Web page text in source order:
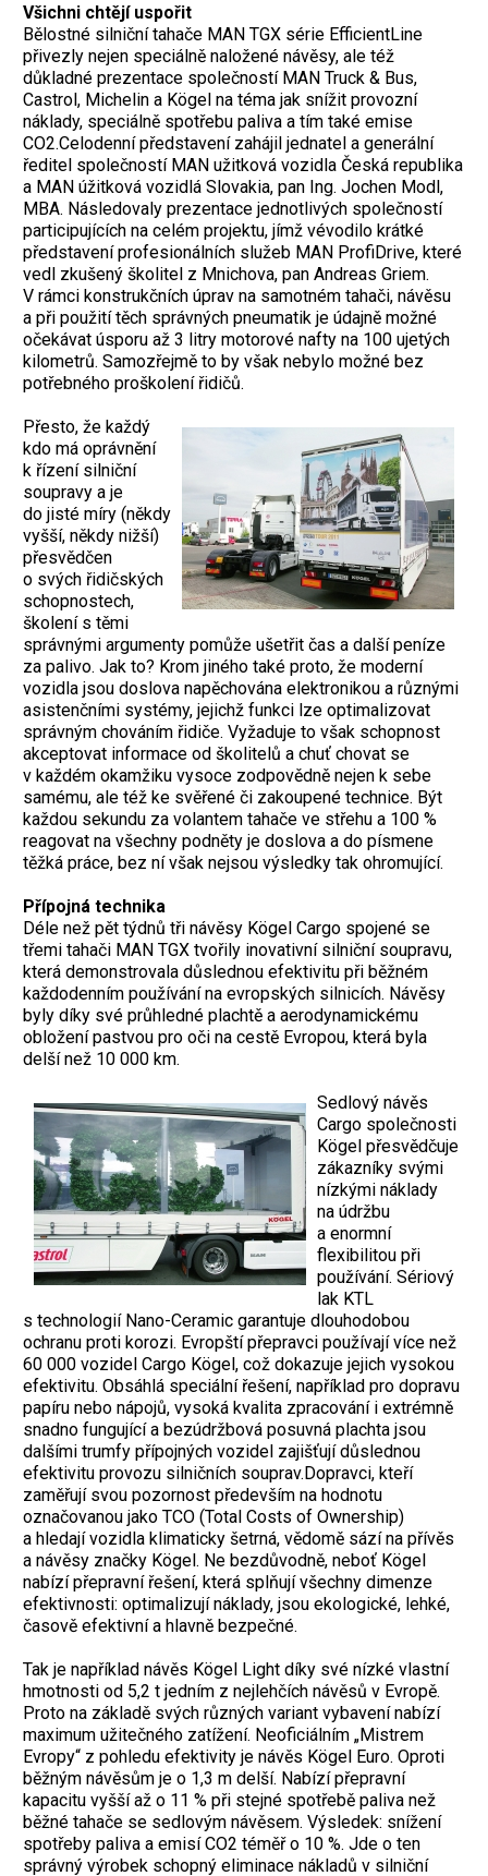
Všichni chtějí uspořit
Bělostné silniční tahače MAN TGX série EfficientLine
přivezly nejen speciálně naložené návěsy, ale též
důkladné prezentace společností MAN Truck & Bus,
Castrol, Michelin a Kögel na téma jak snížit provozní
náklady, speciálně spotřebu paliva a tím také emise
CO2.Celodenní představení zahájil jednatel a generální
ředitel společností MAN užitková vozidla Česká republika
a MAN úžitková vozidlá Slovakia, pan Ing. Jochen Modl,
MBA. Následovaly prezentace jednotlivých společností
participujících na celém projektu, jímž vévodilo krátké
představení profesionálních služeb MAN ProfiDrive, které
vedl zkušený školitel z Mnichova, pan Andreas Griem.
V rámci konstrukčních úprav na samotném tahači, návěsu
a při použití těch správných pneumatik je údajně možné
očekávat úsporu až 3 litry motorové nafty na 100 ujetých
kilometrů. Samozřejmě to by však nebylo možné bez
potřebného proškolení řidičů.
Přesto, že každý
kdo má oprávnění
k řízení silniční
soupravy a je
do jisté míry (někdy
vyšší, někdy nižší)
přesvědčen
o svých řidičských
schopnostech,
školení s těmi
správnými argumenty pomůže ušetřit čas a další peníze
za palivo. Jak to? Krom jiného také proto, že moderní
vozidla jsou doslova napěchována elektronikou a různými
asistenčními systémy, jejichž funkci lze optimalizovat
správným chováním řidiče. Vyžaduje to však schopnost
akceptovat informace od školitelů a chuť chovat se
v každém okamžiku vysoce zodpovědně nejen k sebe
samému, ale též ke svěřené či zakoupené technice. Být
každou sekundu za volantem tahače ve střehu a 100 %
reagovat na všechny podněty je doslova a do písmene
těžká práce, bez ní však nejsou výsledky tak ohromující.
Přípojná technika
Déle než pět týdnů tři návěsy Kögel Cargo spojené se
třemi tahači MAN TGX tvořily inovativní silniční soupravu,
která demonstrovala důslednou efektivitu při běžném
každodenním používání na evropských silnicích. Návěsy
byly díky své průhledné plachtě a aerodynamickému
obložení pastvou pro oči na cestě Evropou, která byla
delší než 10 000 km.
Sedlový návěs
Cargo společnosti
Kögel přesvědčuje
zákazníky svými
nízkými náklady
na údržbu
a enormní
flexibilitou při
používání. Sériový
lak KTL
s technologií Nano-Ceramic garantuje dlouhodobou
ochranu proti korozi. Evropští přepravci používají více než
60 000 vozidel Cargo Kögel, což dokazuje jejich vysokou
efektivitu. Obsáhlá speciální řešení, například pro dopravu
papíru nebo nápojů, vysoká kvalita zpracování i extrémně
snadno fungující a bezúdržbová posuvná plachta jsou
dalšími trumfy přípojných vozidel zajišťují důslednou
efektivitu provozu silničních souprav.Dopravci, kteří
zaměřují svou pozornost především na hodnotu
označovanou jako TCO (Total Costs of Ownership)
a hledají vozidla klimaticky šetrná, vědomě sází na přívěs
a návěsy značky Kögel. Ne bezdůvodně, neboť Kögel
nabízí přepravní řešení, která splňují všechny dimenze
efektivnosti: optimalizují náklady, jsou ekologické, lehké,
časově efektivní a hlavně bezpečné.
Tak je například návěs Kögel Light díky své nízké vlastní
hmotnosti od 5,2 t jedním z nejlehčích návěsů v Evropě.
Proto na základě svých různých variant vybavení nabízí
maximum užitečného zatížení. Neoficiálním „Mistrem
Evropy“ z pohledu efektivity je návěs Kögel Euro. Oproti
běžným návěsům je o 1,3 m delší. Nabízí přepravní
kapacitu vyšší až o 11 % při stejné spotřebě paliva než
běžné tahače se sedlovým návěsem. Výsledek: snížení
spotřeby paliva a emisí CO2 téměř o 10 %. Jde o ten
správný výrobek schopný eliminace nákladů v silniční